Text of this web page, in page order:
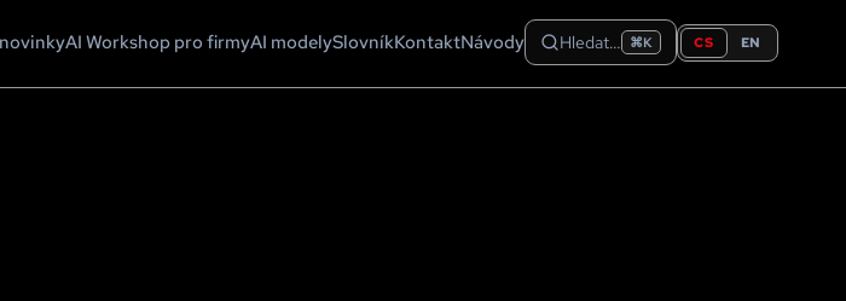
AI Workshop pro firmyAI modelySlovníkKontaktNávody Hledat… ⌘K CS EN